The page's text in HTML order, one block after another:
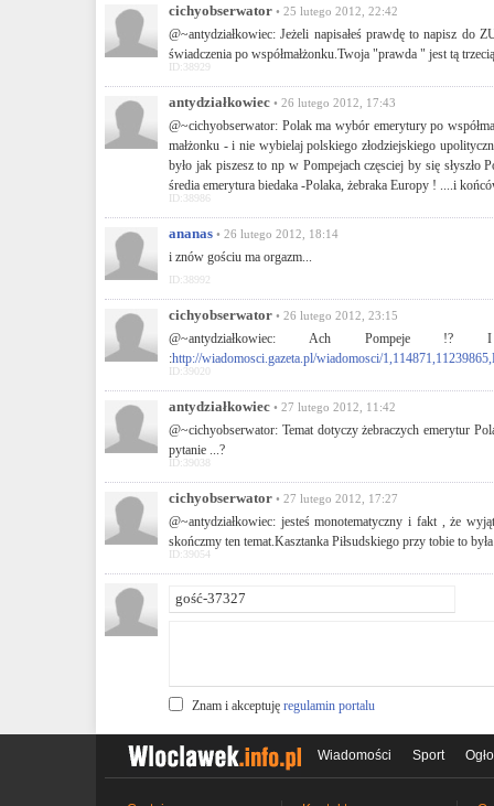
cichyobserwator • 25 lutego 2012, 22:42
@~antydziałkowiec: Jeżeli napisałeś prawdę to napisz
świadczenia po współmałżonku.Twoja "prawda " jest tą
ID:38929
antydziałkowiec • 26 lutego 2012, 17:43
@~cichyobserwator: Polak ma wybór emerytury po
małżonku - i nie wybielaj polskiego złodziejskiego
było jak piszesz to np w Pompejach częsciej by się
średia emerytura biedaka -Polaka, żebraka Europy ! ....i
ID:38986
ananas • 26 lutego 2012, 18:14
i znów gościu ma orgazm...
ID:38992
cichyobserwator • 26 lutego 2012, 23:15
@~antydziałkowiec: Ach
:http://wiadomosci.gazeta.pl/wiadomosci/
ID:39020
antydziałkowiec • 27 lutego 2012, 11:42
@~cichyobserwator: Temat dotyczy żebraczych emerytur
pytanie ...?
ID:39038
cichyobserwator • 27 lutego 2012, 17:27
@~antydziałkowiec: jesteś monotematyczny i fakt , że
skończmy ten temat.Kasztanka Piłsudskiego przy tobie to
ID:39054
Znam i akceptuję regulamin portalu
Wiadomości Sport